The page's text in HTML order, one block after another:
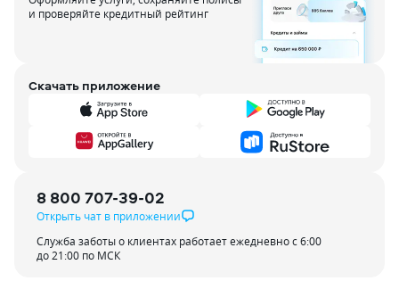
и проверяйте кредитный рейтинг
Скачать приложение
8 800 707-39-02
Открыть чат в приложении
Служба заботы о клиентах работает ежедневно с 6:00
до 21:00 по МСК